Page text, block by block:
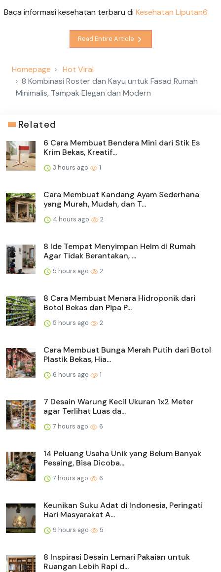
Baca informasi kesehatan terbaru di Kesehatan Liputan6
Read Entire Article
Homepage
Hot Viral
8 Kombinasi Roster dan Kayu untuk Fasad Rumah
Minimalis, Tampak Elegan dan Modern
Related
6 Cara Membuat Bendera Mini dari Stik Es
Krim Bekas, Kreatif...
3 hours ago 1
Cara Membuat Kandang Ayam Sederhana
yang Murah, Mudah, dan T...
4 hours ago 2
8 Ide Tempat Menyimpan Helm di Rumah
Agar Tidak Berantakan, ...
5 hours ago 2
8 Cara Membuat Menara Hidroponik dari
Botol Bekas dan Pipa P...
5 hours ago 2
Cara Membuat Bunga Merah Putih dari Botol
Plastik Bekas, Hia...
6 hours ago 1
7 Desain Warung Kecil Ukuran 1x2 Meter
agar Terlihat Luas da...
7 hours ago 6
14 Peluang Usaha Unik yang Belum Banyak
Pesaing, Bisa Dicoba...
7 hours ago 6
Keunikan Suku Adat di Indonesia, Peringati
Hari Masyarakat A...
9 hours ago 5
8 Inspirasi Desain Lemari Pakaian untuk
Ruangan Lebih Rapi d...